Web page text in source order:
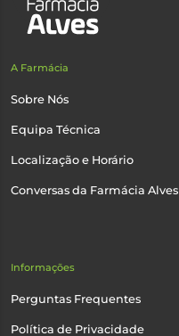
A Farmácia
Sobre Nós
Equipa Técnica
Localização e Horário
Conversas da Farmácia Alves
Informações
Perguntas Frequentes
Política de Privacidade